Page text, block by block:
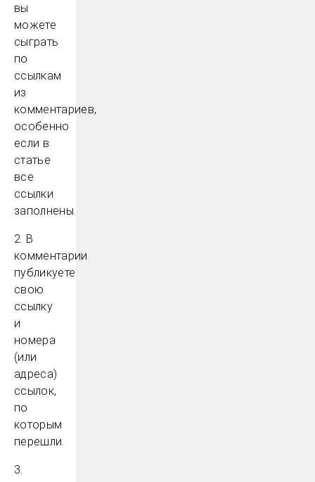
вы
можете
сыграть
по
ссылкам
из
комментариев,
особенно
если в
статье
все
ссылки
заполнены.
2. В
комментарии
публикуете
свою
ссылку
и
номера
(или
адреса)
ссылок,
по
которым
перешли.
3.